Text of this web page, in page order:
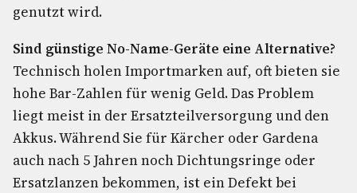
genutzt wird.
Sind günstige No-Name-Geräte eine Alternative?
Technisch holen Importmarken auf, oft bieten sie
hohe Bar-Zahlen für wenig Geld. Das Problem
liegt meist in der Ersatzteilversorgung und den
Akkus. Während Sie für Kärcher oder Gardena
auch nach 5 Jahren noch Dichtungsringe oder
Ersatzlanzen bekommen, ist ein Defekt bei